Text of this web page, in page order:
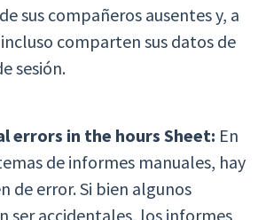
sus compañeros ausentes y, a
comparten sus datos de
sesión.
errors in the hours Sheet: En
de informes manuales, hay
de error. Si bien algunos
ser accidentales, los informes